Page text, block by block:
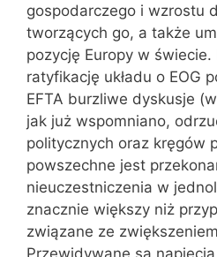
gospodarczego i wzrostu
tworzących go, a także
pozycję Europy w świecie.
ratyfikację układu o EOG
EFTA burzliwe dyskusje
jak już wspomniano,
politycznych oraz kręgów
powszechne jest
nieuczestniczenia w
znacznie większy niż
związane ze
Przewidywane są